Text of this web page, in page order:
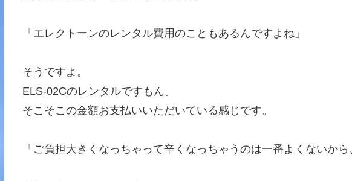
「エレクトーンのレンタル費用のこともあるんですよね」
そうですよ。
ELS-02Cのレンタルですもん。
そこそこの金額お支払いいただいている感じです。
「ご負担大きくなっちゃって辛くなっちゃうのは一番よくないか